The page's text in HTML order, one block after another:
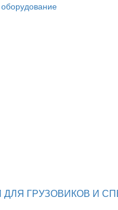
ДЛЯ ГРУЗОВИКОВ И